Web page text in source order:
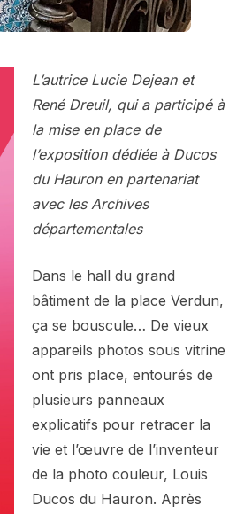
L’autrice Lucie Dejean et
René Dreuil, qui a participé à
la mise en place de
l’exposition dédiée à Ducos
du Hauron en partenariat
avec les Archives
départementales
Dans le hall du grand
bâtiment de la place Verdun,
ça se bouscule… De vieux
appareils photos sous vitrine
ont pris place, entourés de
plusieurs panneaux
explicatifs pour retracer la
vie et l’œuvre de l’inventeur
de la photo couleur, Louis
Ducos du Hauron. Après